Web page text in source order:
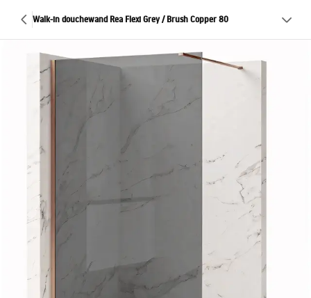
Walk-in douchewand Rea Flexi Grey / Brush Copper 80